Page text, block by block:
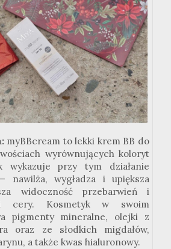
myBBcream to lekki krem BB do
wyrównujących koloryt
wykazuje przy tym działanie
nawilża, wygładza i upiększa
widoczność przebarwień i
cery. Kosmetyk w swoim
pigmenty mineralne, olejki z
oraz ze słodkich migdałów,
a także kwas hialuronowy.